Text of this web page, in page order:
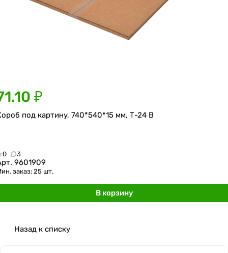
₽
под картину, 740*540*15 мм, Т-24 В
0 3
9601909
заказ: 25 шт.
В корзину
Назад к списку